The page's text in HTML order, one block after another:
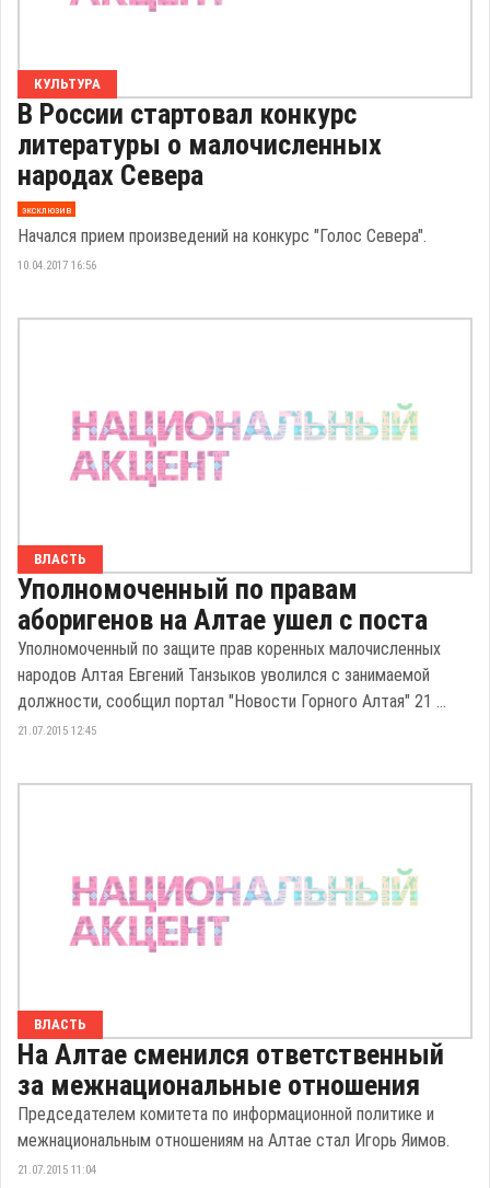
КУЛЬТУРА
В России стартовал конкурс
литературы о малочисленных
народах Севера
эксклюзив
Начался прием произведений на конкурс "Голос Севера".
10.04.2017 16:56
ВЛАСТЬ
Уполномоченный по правам
аборигенов на Алтае ушел с поста
Уполномоченный по защите прав коренных малочисленных
народов Алтая Евгений Танзыков уволился с занимаемой
должности, сообщил портал "Новости Горного Алтая" 21 ...
21.07.2015 12:45
ВЛАСТЬ
На Алтае сменился ответственный
за межнациональные отношения
Председателем комитета по информационной политике и
межнациональным отношениям на Алтае стал Игорь Яимов.
21.07.2015 11:04